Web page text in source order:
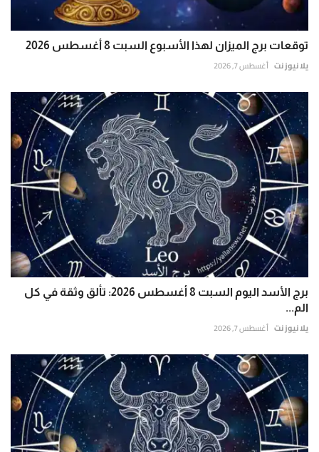
توقعات برج الميزان لهذا الأسبوع السبت 8 أغسطس 2026
يلا نيوز نت أغسطس 7, 2026
برج الأسد اليوم السبت 8 أغسطس 2026: تألق وثقة في كل
الم...
يلا نيوز نت أغسطس 7, 2026